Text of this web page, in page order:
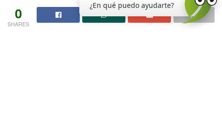
0
SHARES
¿En qué puedo ayudarte?